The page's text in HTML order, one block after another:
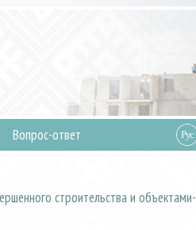
Вопрос-ответ
строительства и